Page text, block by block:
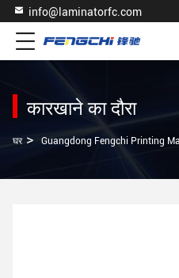
info@laminatorfc.com
कारखाने का दौरा
घर > Guangdong Fengchi Printing